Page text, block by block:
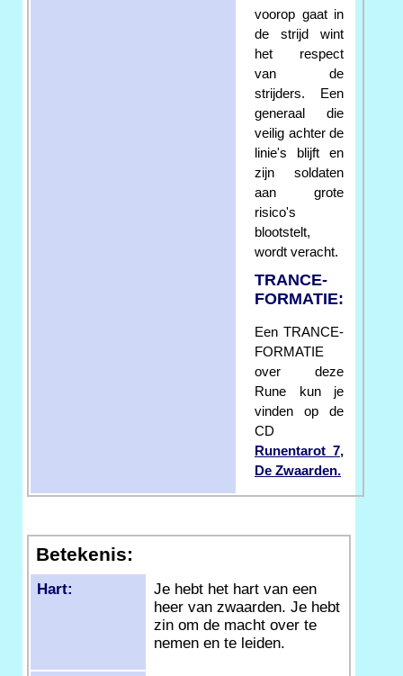
voorop gaat in
de strijd wint
het respect
van de
strijders. Een
generaal die
veilig achter de
linie's blijft en
zijn soldaten
aan grote
risico's
blootstelt,
wordt veracht.
TRANCE-
FORMATIE:
Een TRANCE-
FORMATIE
over deze
Rune kun je
vinden op de
CD
Runentarot 7,
De Zwaarden.
Betekenis:
Hart:
Je hebt het hart van een
heer van zwaarden. Je hebt
zin om de macht over te
nemen en te leiden.